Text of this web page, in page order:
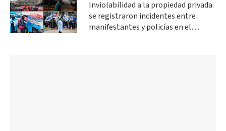
Inviolabilidad a la propiedad privada:
se registraron incidentes entre
manifestantes y policías en el